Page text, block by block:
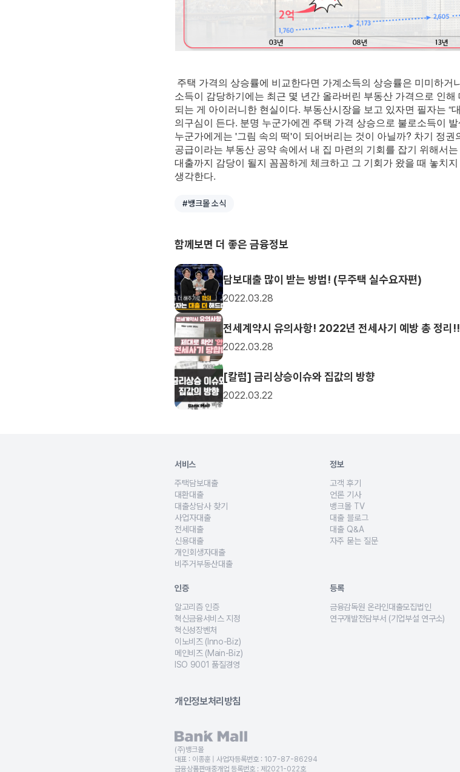
주택 가격의 상승률에 비교한다면 가계소득의 상승률은 미미하거
소득이 감당하기에는 최근 몇 년간 올라버린 부동산 가격으로 인
되는 게 아이러니한 현실이다. 부동산시장을 보고 있자면 필자는 “
의구심이 든다. 분명 누군가에겐 주택 가격 상승으로 불로소득이
누군가에게는 '그림 속의 떡'이 되어버리는 것이 아닐까? 차기 정
공급이라는 부동산 공약 속에서 내 집 마련의 기회를 잡기 위해서
대출까지 감당이 될지 꼼꼼하게 체크하고 그 기회가 왔을 때 놓치
생각한다.
#뱅크몰 소식
함께보면 더 좋은 금융정보
담보대출 많이 받는 방법! (무주택 실수요자편)
2022.03.28
전세계약시 유의사항! 2022년 전세사기 예방 총 정리
2022.03.28
[칼럼] 금리상승이슈와 집값의 방향
2022.03.22
서비스
주택담보대출
아파트구입자금, 생활자금, 세입자퇴거자금, 추가대출 등 목적과 주택담보대출 규제에
대환대출
기존의 주담대 고금리 대출상품을 저금리 갈아타기를 통해 연 이자 절감액을 확인하고
대출상담사 찾기
사회초년생, 신혼부부, 생애최초, 다주택자 등 고객 유형별 상황을 이해하는 전문 대출상
사업자대출
개인사업자의 운영자금, 사업확장, 시설투자, 후순위담보대출 등 목적과 업종별 특성을
전세대출
무주택자, 사회초년생, 신혼부부 등 입주 상황별 전세대출 조건을 설명하고, 보증기관에
신용대출
직장인, 프리랜서, 사업자, 무직자 등 유형별 신용대출, 오토론, 아파트론, 햇살론, 사잇
개인회생자대출
개인회생 인가 후 변제금을 상환 중인 경우, 개인회생 면책 후 재정 재정비가 필요한 고
비주거부동산대출
정보
고객 후기
주택담보대출 진행 사례, 대환대출 이
언론 기사
뱅크몰의 혁신금융서비스 지정, 대출비
뱅크몰 TV
부동산 시장 동향, 주택담보대출 용어,
대출 블로그
아파트담보대출, 전세대출, 신혼부부,
대출 Q&A
실제 대출 이용자들이 상담하면서 질문
자주 묻는 질문
인증
알고리즘 인증
담보대출·전세대출·대환대출·신용대출·사업자대출 등 5종 금융 알고리즘 인증을 보유
혁신금융서비스 지정
금융위원회로부터 대출비교 서비스 및 관련 기술을 혁신금융서비스로 공식 인정받은
혁신성장벤처
금융 기술 기반의 성장 가능성과 혁신성을 인정받은 핀테크 전문기업 인증입니다.
이노비즈 (Inno-Biz)
기술 혁신형 기업 인증으로, 뱅크몰이 보유한 금융 알고리즘·빅데이터 기술력을 공식적
메인비즈 (Main-Biz)
경영 혁신형 중소기업 인증을 통해, 뱅크몰의 서비스 운영 역량·프로세스 혁신 능력을 인
ISO 9001 품질경영
등록
금융감독원 온라인대출모집법인
금융감독원 정식 등록 온라인대출모집
연구개발전담부서 (기업부설 연구소)
AI 대출 분석, 금리 예측, 빅데이터 기
개인정보처리방침
(주)뱅크몰
대표 : 이종훈 | 사업자등록번호 : 107-87-86294
금융상품판매중개업 등록번호 : 제2021-022호